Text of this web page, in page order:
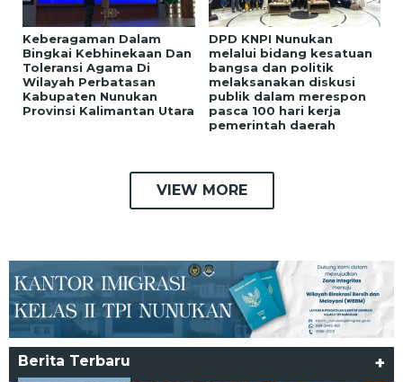
Keberagaman Dalam
Bingkai Kebhinekaan Dan
Toleransi Agama Di
Wilayah Perbatasan
Kabupaten Nunukan
Provinsi Kalimantan Utara
DPD KNPI Nunukan
melalui bidang kesatuan
bangsa dan politik
melaksanakan diskusi
publik dalam merespon
pasca 100 hari kerja
pemerintah daerah
VIEW MORE
Berita Terbaru +